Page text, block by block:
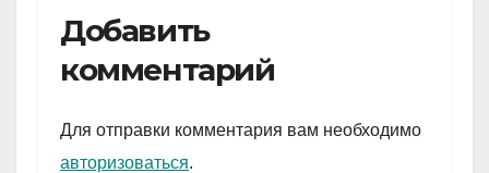
e
gr
a
m
er
s
A
p
и
Добавить
комментарий
Для отправки комментария вам необходимо
авторизоваться.